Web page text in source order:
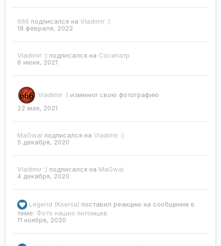
666 подписался на Vladimir :)
18 февраля, 2022
Vladimir :) подписался на Сосипатр
6 июня, 2021
Vladimir :) изменил свою фотографию
22 мая, 2021
MaGwai подписался на Vladimir :)
5 декабря, 2020
Vladimir :) подписался на MaGwai
4 декабря, 2020
Legend (Ksenia) поставил реакцию на сообщение в
теме: Фото наших питомцев
11 ноября, 2020